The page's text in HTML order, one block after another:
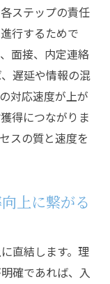
ステップの責任
行するためで
面接、内定連絡
遅延や情報の混
対応速度が上が
得につながりま
スの質と速度を
上に繋がる
直結します。理
確であれば、入